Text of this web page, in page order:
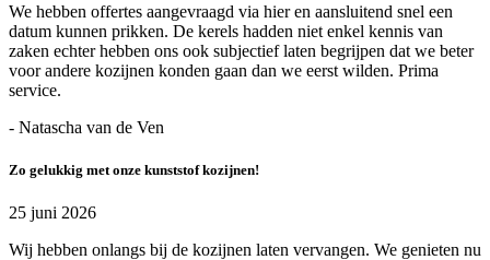
We hebben offertes aangevraagd via hier en aansluitend snel een
datum kunnen prikken. De kerels hadden niet enkel kennis van
zaken echter hebben ons ook subjectief laten begrijpen dat we beter
voor andere kozijnen konden gaan dan we eerst wilden. Prima
service.
- Natascha van de Ven
Zo gelukkig met onze kunststof kozijnen!
25 juni 2026
Wij hebben onlangs bij de kozijnen laten vervangen. We genieten nu